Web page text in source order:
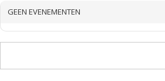
GEEN EVENEMENTEN